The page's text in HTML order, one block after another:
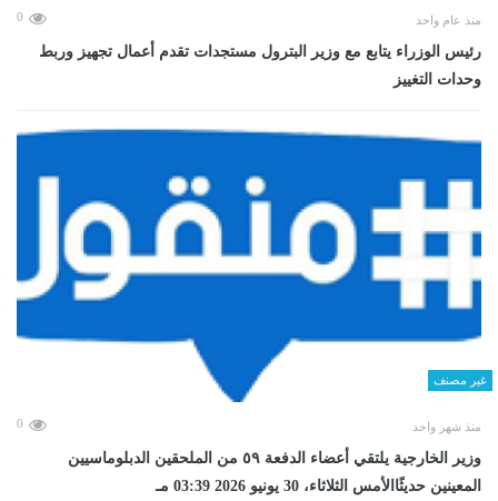
منذ عام واحد 0
رئيس الوزراء يتابع مع وزير البترول مستجدات تقدم أعمال تجهيز وربط
وحدات التغييز
غير مصنف
منذ شهر واحد 0
وزير الخارجية يلتقي أعضاء الدفعة ٥٩ من الملحقين الدبلوماسيين
المعينين حديثًاالأمس الثلاثاء، 30 يونيو 2026 03:39 مـ